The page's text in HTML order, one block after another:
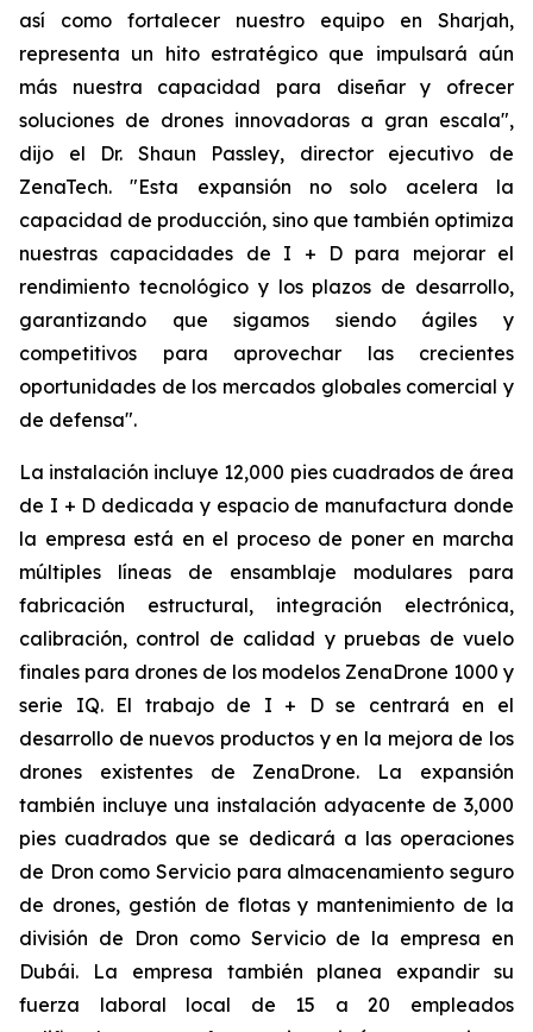
así como fortalecer nuestro equipo en Sharjah,
representa un hito estratégico que impulsará aún
más nuestra capacidad para diseñar y ofrecer
soluciones de drones innovadoras a gran escala",
dijo el Dr. Shaun Passley, director ejecutivo de
ZenaTech. "Esta expansión no solo acelera la
capacidad de producción, sino que también optimiza
nuestras capacidades de I + D para mejorar el
rendimiento tecnológico y los plazos de desarrollo,
garantizando que sigamos siendo ágiles y
competitivos para aprovechar las crecientes
oportunidades de los mercados globales comercial y
de defensa".
La instalación incluye 12,000 pies cuadrados de área
de I + D dedicada y espacio de manufactura donde
la empresa está en el proceso de poner en marcha
múltiples líneas de ensamblaje modulares para
fabricación estructural, integración electrónica,
calibración, control de calidad y pruebas de vuelo
finales para drones de los modelos ZenaDrone 1000 y
serie IQ. El trabajo de I + D se centrará en el
desarrollo de nuevos productos y en la mejora de los
drones existentes de ZenaDrone. La expansión
también incluye una instalación adyacente de 3,000
pies cuadrados que se dedicará a las operaciones
de Dron como Servicio para almacenamiento seguro
de drones, gestión de flotas y mantenimiento de la
división de Dron como Servicio de la empresa en
Dubái. La empresa también planea expandir su
fuerza laboral local de 15 a 20 empleados